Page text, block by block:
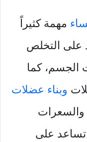
مهمة كثيراً
على التخلص
الجسم، كما
وبناء عضلات
تساعد على